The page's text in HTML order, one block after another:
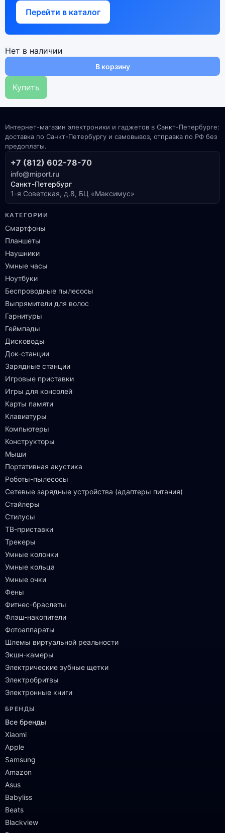
Перейти в каталог
Нет в наличии
В корзину
Купить
Интернет-магазин электроники и гаджетов в Санкт-Петербурге:
доставка по Санкт-Петербургу и самовывоз, отправка по РФ без
предоплаты.
+7 (812) 602-78-70
info@miport.ru
Санкт-Петербург
1-я Советская, д.8, БЦ «Максимус»
КАТЕГОРИИ
Смартфоны
Планшеты
Наушники
Умные часы
Ноутбуки
Беспроводные пылесосы
Выпрямители для волос
Гарнитуры
Геймпады
Дисководы
Док-станции
Зарядные станции
Игровые приставки
Игры для консолей
Карты памяти
Клавиатуры
Компьютеры
Конструкторы
Мыши
Портативная акустика
Роботы-пылесосы
Сетевые зарядные устройства (адаптеры питания)
Стайлеры
Стилусы
ТВ-приставки
Трекеры
Умные колонки
Умные кольца
Умные очки
Фены
Фитнес-браслеты
Флэш-накопители
Фотоаппараты
Шлемы виртуальной реальности
Экшн-камеры
Электрические зубные щетки
Электробритвы
Электронные книги
БРЕНДЫ
Все бренды
Xiaomi
Apple
Samsung
Amazon
Asus
Babyliss
Beats
Blackview